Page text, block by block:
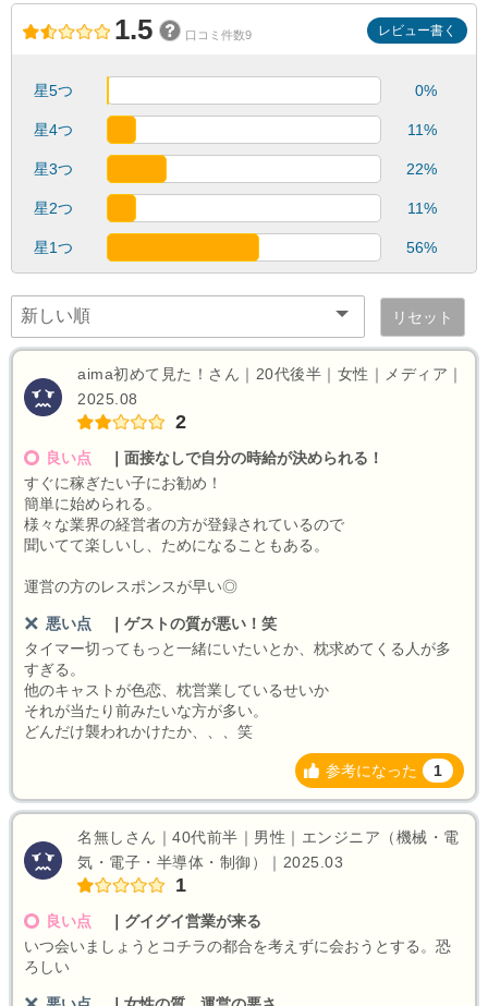
1.5 口コミ件数9 レビュー書く
星5つ 0%
星4つ 11%
星3つ 22%
星2つ 11%
星1つ 56%
リセット
aima初めて見た！さん｜20代後半｜女性｜メディア｜
2025.08
2
良い点
面接なしで自分の時給が決められる！
すぐに稼ぎたい子にお勧め！
簡単に始められる。
様々な業界の経営者の方が登録されているので
聞いてて楽しいし、ためになることもある。
運営の方のレスポンスが早い◎
悪い点
ゲストの質が悪い！笑
タイマー切ってもっと一緒にいたいとか、枕求めてくる人が多
すぎる。
他のキャストが色恋、枕営業しているせいか
それが当たり前みたいな方が多い。
どんだけ襲われかけたか、、、笑
参考になった 1
名無しさん｜40代前半｜男性｜エンジニア（機械・電
気・電子・半導体・制御）｜2025.03
1
良い点
グイグイ営業が来る
いつ会いましょうとコチラの都合を考えずに会おうとする。恐
ろしい